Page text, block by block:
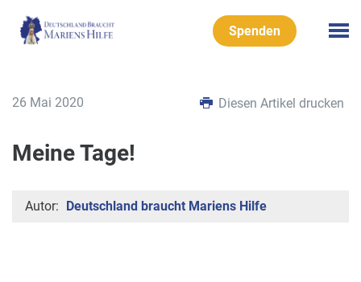
Spenden
26 Mai 2020 Diesen Artikel drucken
Meine Tage!
Autor: Deutschland braucht Mariens Hilfe